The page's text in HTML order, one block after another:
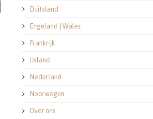
Duitsland
Engeland | Wales
Frankrijk
IJsland
Nederland
Noorwegen
Over ons …